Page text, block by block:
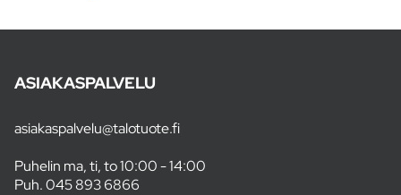
ASIAKASPALVELU
asiakaspalvelu@talotuote.fi
Puhelin ma, ti, to 10:00 - 14:00
Puh.045 893 6866